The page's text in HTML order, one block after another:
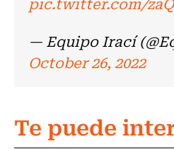
— Equipo Irací
October 26, 2022
Te puede